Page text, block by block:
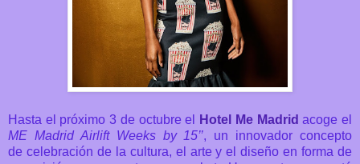
Hasta el próximo 3 de octubre el Hotel Me Madrid acoge el
ME Madrid Airlift Weeks by 15’’, un innovador concepto
de celebración de la cultura, el arte y el diseño en forma de